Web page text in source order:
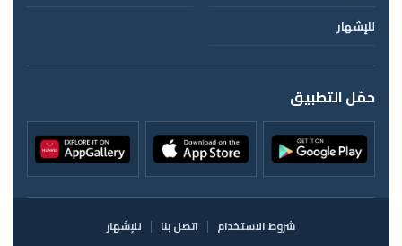
للإشهار
حمّل التطبيق
شروط الاستخدام اتصل بنا
للإشهار